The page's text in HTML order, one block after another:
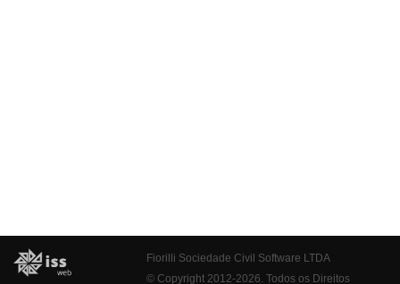
Fiorilli Sociedade Civil Software LTDA
© Copyright 2012-2026. Todos os Direitos